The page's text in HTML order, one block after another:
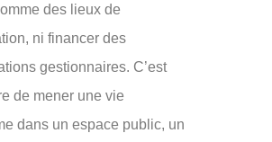
des lieux de
ni financer des
gestionnaires. C’est
de mener une vie
dans un espace public, un